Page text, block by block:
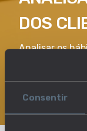
Consentir
DOS
Analisar os
e dos grupos-
novas
bens de forma